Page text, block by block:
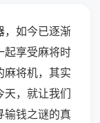
，如今已逐渐
起享受麻将时
麻将机，其实
天，就让我们
输钱之谜的真